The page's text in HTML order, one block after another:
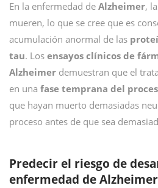
En la enfermedad de Alzheimer,
mueren, lo que se cree que es
acumulación anormal de las
tau. Los ensayos clínicos de
Alzheimer demuestran que el
en una fase temprana del
que hayan muerto demasiadas
proceso antes de que sea
Predecir el riesgo de
enfermedad de Alzheimer